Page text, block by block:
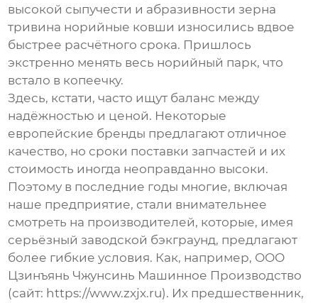
высокой сыпучести и абразивности зерна
тривина норийные ковши износились вдвое
быстрее расчётного срока. Пришлось
экстренно менять весь норийный парк, что
встало в копеечку.
Здесь, кстати, часто ищут баланс между
надёжностью и ценой. Некоторые
европейские бренды предлагают отличное
качество, но сроки поставки запчастей и их
стоимость иногда неоправданно высоки.
Поэтому в последние годы многие, включая
наше предприятие, стали внимательнее
смотреть на производителей, которые, имея
серьёзный заводской бэкграунд, предлагают
более гибкие условия. Как, например, ООО
Цзинъянь Чжунсинь Машинное Производство
(сайт: https://www.zxjx.ru). Их предшественник,